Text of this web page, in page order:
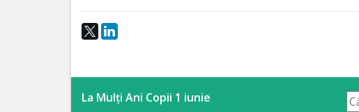
achiziții
Anticorupție
La Mulți Ani Copii 1 iunie